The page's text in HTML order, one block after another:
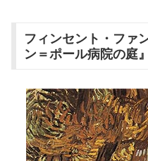
フィンセント・ファ
ン＝ポール病院の庭』